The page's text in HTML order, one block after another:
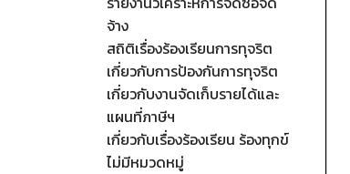
จ้าง
สถิติเรื่องร้องเรียนการทุจริต
เกี่ยวกับการป้องกันการทุจริต
เกี่ยวกับงานจัดเก็บรายได้และ
แผนที่ภาษีฯ
เกี่ยวกับเรื่องร้องเรียน ร้องทุกข์
ไม่มีหมวดหมู่